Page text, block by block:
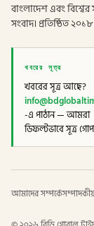
বাংলাদেশ এবং বিশ্বের
সংবাদ। প্রতিষ্ঠিত
খবরের সূত্র
খবরের সূত্র আছে?
-এ পাঠান — আমরা
ডিফল্টভাবে সূত্র
আমাদের সম্পর্কে